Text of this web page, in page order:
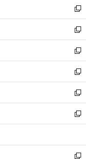
く
で
開
く
ド
ウ
で
開
く
ィ
ン
ド
ウ
で
開
く
い
ウ
ィ
ン
ド
ウ
で
開
く
新
し
い
ウ
ィ
ン
ド
ウ
で
開
く
新
し
い
ウ
ィ
ン
ド
ウ
で
開
新
し
い
ウ
ィ
ン
ド
ウ
開
く
新
し
い
ウ
ィ
ン
ウ
で
新
し
い
ウ
ン
ド
新
し
ウ
ィ